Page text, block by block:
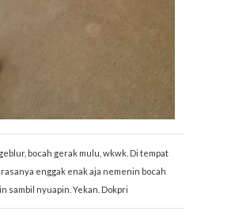
bocah gerak mulu, wkwk. Di tempat
enggak enak aja nemenin bocah
sambil nyuapin. Yekan. Dokpri